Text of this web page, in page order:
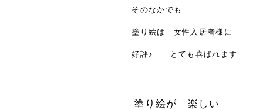
そのなかでも
塗り絵は 女性入居者様に
好評♪ とても喜ばれます
塗り絵が 楽しい